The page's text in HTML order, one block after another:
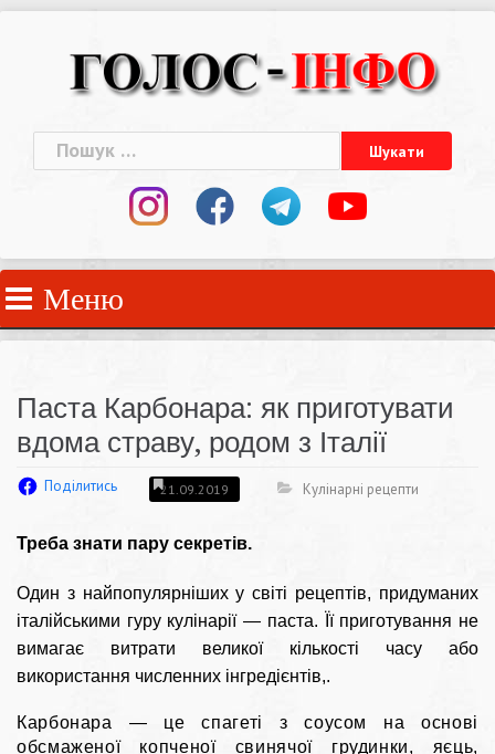
Пошук:
Меню
Паста Карбонара: як приготувати
вдома страву, родом з Італії
Поділитись 21.09.2019 Кулінарні рецепти
Треба знати пару секретів.
Один з найпопулярніших у світі рецептів, придуманих
італійськими гуру кулінарії — паста. Її приготування не
вимагає витрати великої кількості часу або
використання численних інгредієнтів,.
Карбонара — це спагеті з соусом на основі
обсмаженої копченої свинячої грудинки, яєць,